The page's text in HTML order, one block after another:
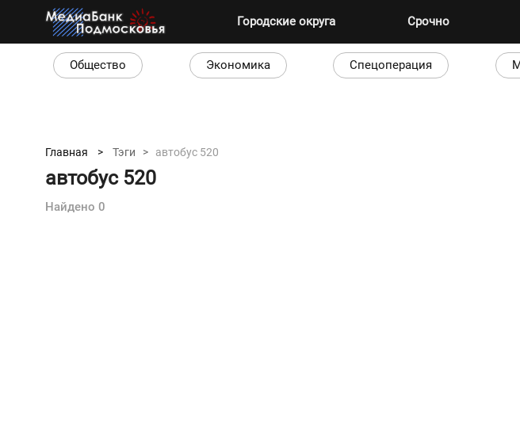
Городские округа Срочно
Общество Экономика Спецоперация
Главная > Тэги > автобус 520
автобус 520
Найдено 0